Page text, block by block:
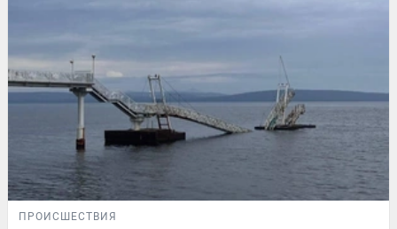
ПРОИСШЕСТВИЯ